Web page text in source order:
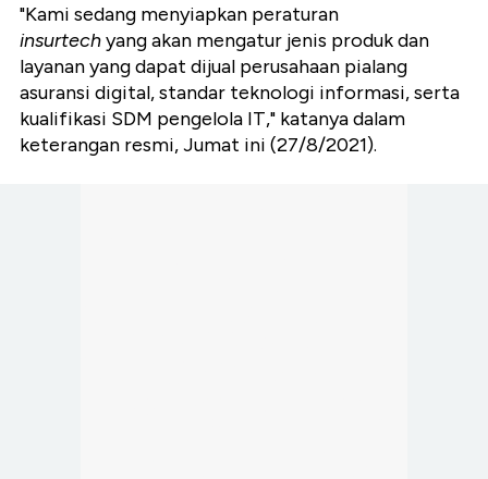
"Kami sedang menyiapkan peraturan
insurtechyang akan mengatur jenis produk dan
layanan yang dapat dijual perusahaan pialang
asuransi digital, standar teknologi informasi, serta
kualifikasi SDM pengelola IT," katanya dalam
keterangan resmi, Jumat ini (27/8/2021).